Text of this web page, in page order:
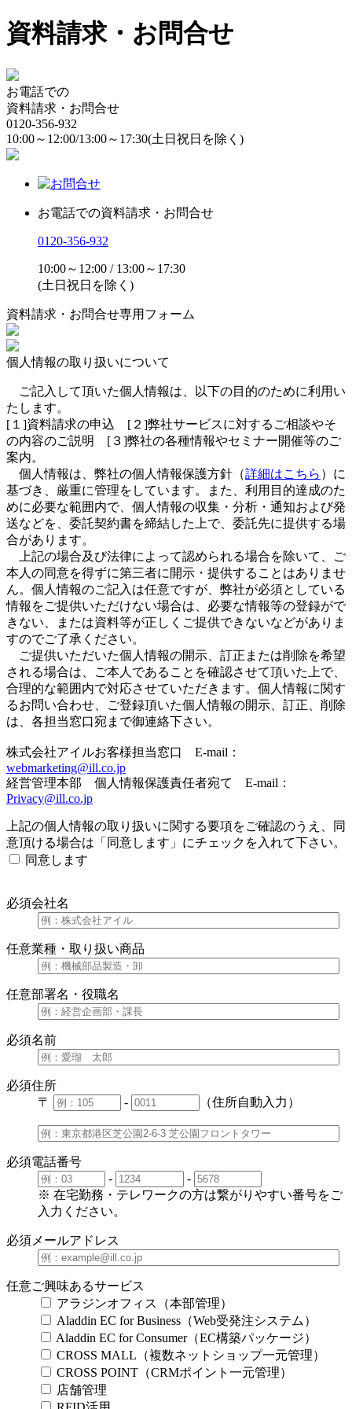
資料請求・お問合せ
お電話での
資料請求・お問合せ
0120-356-932
10:00～12:00/13:00～17:30(土日祝日を除く)
お電話での資料請求・お問合せ
0120-356-932
10:00～12:00 / 13:00～17:30
(土日祝日を除く)
資料請求・お問合せ専用フォーム
個人情報の取り扱いについて
ご記入して頂いた個人情報は、以下の目的のために利用い
たします。
[１]資料請求の申込 [２]弊社サービスに対するご相談やそ
の内容のご説明 [３]弊社の各種情報やセミナー開催等のご
案内。
個人情報は、弊社の個人情報保護方針（詳細はこちら ）に
基づき、厳重に管理をしています。また、利用目的達成のた
めに必要な範囲内で、個人情報の収集・分析・通知および発
送などを、委託契約書を締結した上で、委託先に提供する場
合があります。
上記の場合及び法律によって認められる場合を除いて、ご
本人の同意を得ずに第三者に開示・提供することはありませ
ん。個人情報のご記入は任意ですが、弊社が必須としている
情報をご提供いただけない場合は、必要な情報等の登録がで
きない、または資料等が正しくご提供できないなどがありま
すのでご了承ください。
ご提供いただいた個人情報の開示、訂正または削除を希望
される場合は、ご本人であることを確認させて頂いた上で、
合理的な範囲内で対応させていただきます。個人情報に関す
るお問い合わせ、ご登録頂いた個人情報の開示、訂正、削除
は、各担当窓口宛まで御連絡下さい。
株式会社アイルお客様担当窓口 E-mail：
webmarketing@ill.co.jp
経営管理本部 個人情報保護責任者宛て E-mail：
Privacy@ill.co.jp
上記の個人情報の取り扱いに関する要項をご確認のうえ、同
意頂ける場合は「同意します」にチェックを入れて下さい。
同意します
必須会社名
任意業種・取り扱い商品
任意部署名・役職名
必須名前
必須住所
〒
- （住所自動入力）
必須電話番号
-
-
※ 在宅勤務・テレワークの方は繋がりやすい番号をご
入力ください。
必須 メールアドレス
任意ご興味あるサービス
アラジンオフィス（本部管理）
Aladdin EC for Business（Web受発注システム）
Aladdin EC for Consumer（EC構築パッケージ）
CROSS MALL（複数ネットショップ一元管理）
CROSS POINT（CRMポイント一元管理）
店舗管理